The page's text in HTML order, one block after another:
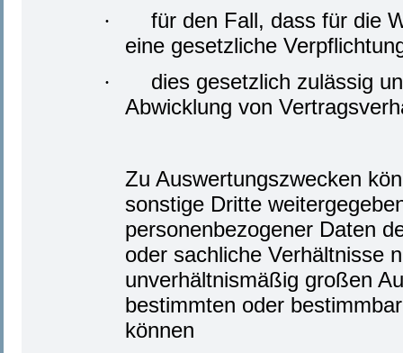
·
für den Fall, dass für die
eine gesetzliche
·
dies gesetzlich zulässig
Abwicklung von
Zu Auswertungszwecken
sonstige Dritte
personenbezogener Daten
oder sachliche Verhältnisse
unverhältnismäßig großen
bestimmten oder
können